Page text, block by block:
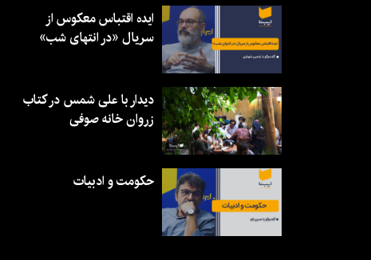
ایده اقتباس معکوس از
سریال «در انتهای شب»
دیدار با علی شمس در کتاب
زروان خانه صوفی
حکومت و ادبیات